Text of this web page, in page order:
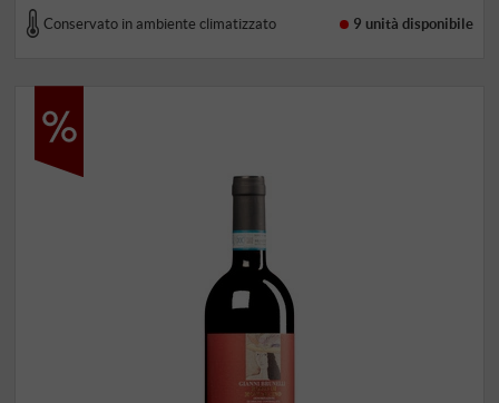
Conservato in ambiente climatizzato 9 unità disponibile